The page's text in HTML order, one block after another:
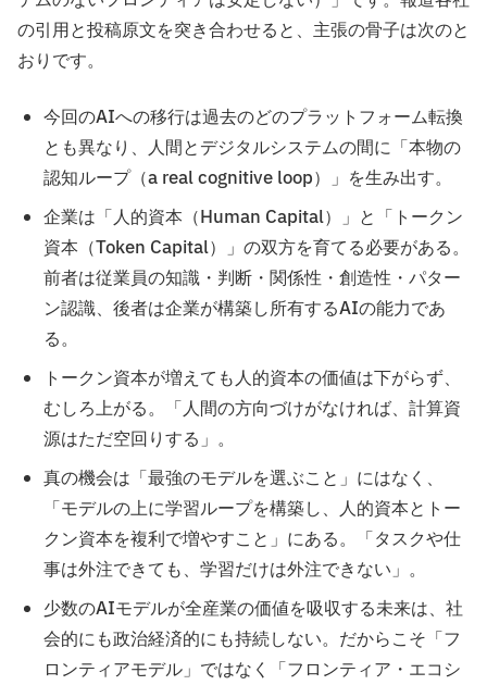
の引用と投稿原文を突き合わせると、主張の骨子は次のと
おりです。
今回のAIへの移行は過去のどのプラットフォーム転換
とも異なり、人間とデジタルシステムの間に「本物の
認知ループ（a real cognitive loop）」を生み出す。
企業は「人的資本（Human Capital）」と「トークン
資本（Token Capital）」の双方を育てる必要がある。
前者は従業員の知識・判断・関係性・創造性・パター
ン認識、後者は企業が構築し所有するAIの能力であ
る。
トークン資本が増えても人的資本の価値は下がらず、
むしろ上がる。「人間の方向づけがなければ、計算資
源はただ空回りする」。
真の機会は「最強のモデルを選ぶこと」にはなく、
「モデルの上に学習ループを構築し、人的資本とトー
クン資本を複利で増やすこと」にある。「タスクや仕
事は外注できても、学習だけは外注できない」。
少数のAIモデルが全産業の価値を吸収する未来は、社
会的にも政治経済的にも持続しない。だからこそ「フ
ロンティアモデル」ではなく「フロンティア・エコシ